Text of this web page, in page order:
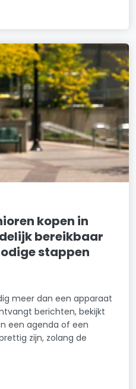
kopen in
bereikbaar
stappen
meer dan een apparaat
berichten, bekijkt
een agenda of een
zijn, zolang de